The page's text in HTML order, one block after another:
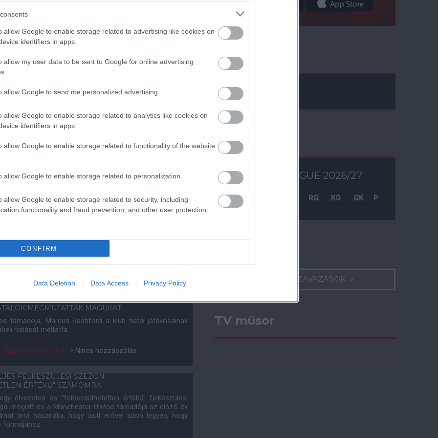
allow Google to enable storage related to advertising like cookies on
identifiers in apps.
allow my user data to be sent to Google for online advertising
allow Google to send me personalized advertising.
allow Google to enable storage related to analytics like cookies on
identifiers in apps.
allow Google to enable storage related to functionality of the website
allow Google to enable storage related to personalization.
allow Google to enable storage related to security, including
functionality and fraud prevention, and other user protection.
CONFIRM
Data Deletion Data Access Privacy Policy
sem Marcus Rashfordot a Manchester United hétfő esti,
rangadójára.
augusztus. 22. 12:00• 57 hozzászólás
FOGJA A LIVERPOOL ELLENI MECCSET
támadója, Marcus Rashford elárulta, hogy élvezni fogja
NAGYON FONTOS SZÁMUNKRA
Saint-Germain érdeklődése ellenére nem fog távozni
Unitedtől, értesült az ESPN.
MEGMUTATTÁK MAGUKAT
támadója, Marcus Rashford a klub fiatal játékosainak
hatását méltatta.
augusztus. 07. 10:10 • Nincs hozzászólás
FELKÉSZÜLÉSI SZEZON
ÉRTÉKŰ" SZÁMOMRA
élvezetes és "felbecsülhetetlen értékű" felkészülési
mögött és a Manchester United támadója az előző év
arra használja, hogy újult erővel azon legyen, hogy
formájához.
Facebook
Tabella
PREMIER LEAGUE 2026/27
Csapat RG KG GK P
KORÁBBI SZAVAZÁSOK
TV műsor